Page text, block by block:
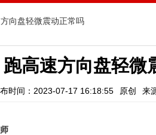
向盘轻微震动正常吗
跑高速方向盘轻微
时间：2023-07-17 16:18:55 原创 来